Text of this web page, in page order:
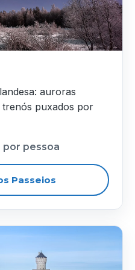
auroras
trenós puxados por
por pessoa
Passeios